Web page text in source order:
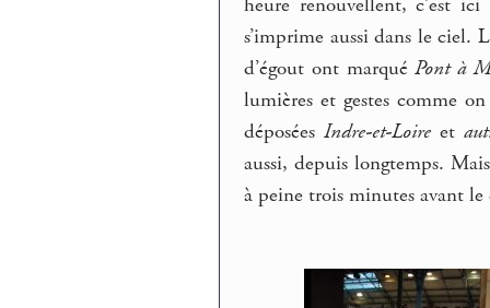
s’imprime aussi dans le ciel.
d’égout ont marquéPont à
lumières et gestes comme
déposées Indre-et-Loireet
aussi, depuis longtemps.
à peine trois minutes avant